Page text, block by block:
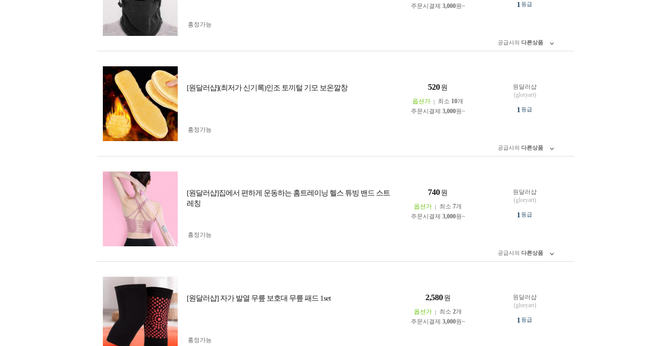
주문시결제 3,000원~
흥정가능
1 등급
공급사의 다른상품
[원달러샵](최저가 신기록)인조 토끼털 기모 보온깔창 520 원
옵션가 최소 10개
주문시결제 3,000원~
흥정가능
원달러샵
(gloryart)
1 등급
공급사의 다른상품
[원달러샵]집에서 편하게 운동하는 홈트레이닝 헬스 튜빙 밴드 스트
레칭
740 원
옵션가 최소 7개
주문시결제 3,000원~
흥정가능
원달러샵
(gloryart)
1 등급
공급사의 다른상품
[원달러샵] 자가 발열 무릎 보호대 무릎 패드 1set 2,580 원
옵션가 최소 2개
주문시결제 3,000원~
흥정가능
원달러샵
(gloryart)
1 등급